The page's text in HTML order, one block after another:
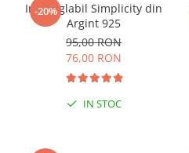
-20%
Inel reglabil Simplicity din
Argint 925
95,00 RON
76,00 RON
IN STOC